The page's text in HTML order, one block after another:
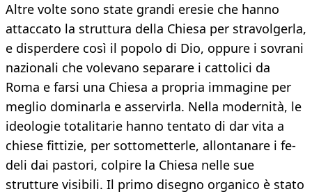
Altre volte sono state grandi eresie che hanno
attaccato la struttura della Chiesa per stravolgerla,
e disperdere co­sì il popolo di Dio, oppure i sovrani
na­zionali che volevano separare i cattolici da
Roma e farsi una Chiesa a propria im­magine per
meglio dominarla e asservir­la. Nella modernità, le
ideologie totalita­rie hanno tentato di dar vita a
chiese fit­tizie, per sottometterle, allontanare i fe­
deli dai pastori, colpire la Chiesa nelle sue
strutture visibili. Il primo disegno orga­nico è stato